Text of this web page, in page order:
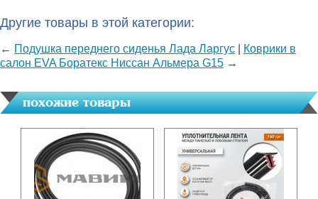
Другие товары в этой категории:
← Подушка переднего сиденья Лада Ларгус
Коврики в
салон EVA Боратекс Ниссан Альмера G15 →
похожие товары